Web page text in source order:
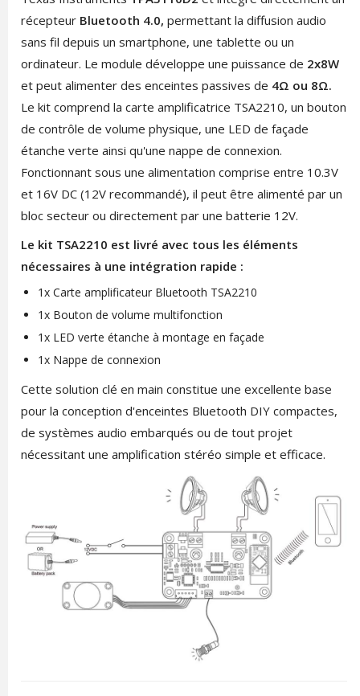
récepteurBluetooth 4.0, permettant la diffusion audio
sans fil depuis un smartphone, une tablette ou un
ordinateur. Le module développe une puissance de 2x8W
et peut alimenter des enceintes passives de 4Ω ou 8Ω.
Le kit comprend la carte amplificatrice TSA2210, un bouton
de contrôle de volume physique, une LED de façade
étanche verte ainsi qu'une nappe de connexion.
Fonctionnant sous une alimentation comprise entre 10.3V
et 16V DC (12V recommandé), il peut être alimenté par un
bloc secteur ou directement par une batterie 12V.
Le kit TSA2210 est livré avec tous les éléments
nécessaires à une intégration rapide :
1x Carte amplificateur Bluetooth TSA2210
1x Bouton de volume multifonction
1x LED verte étanche à montage en façade
1x Nappe de connexion
Cette solution clé en main constitue une excellente base
pour la conception d'enceintes Bluetooth DIY compactes,
de systèmes audio embarqués ou de tout projet
nécessitant une amplification stéréo simple et efficace.